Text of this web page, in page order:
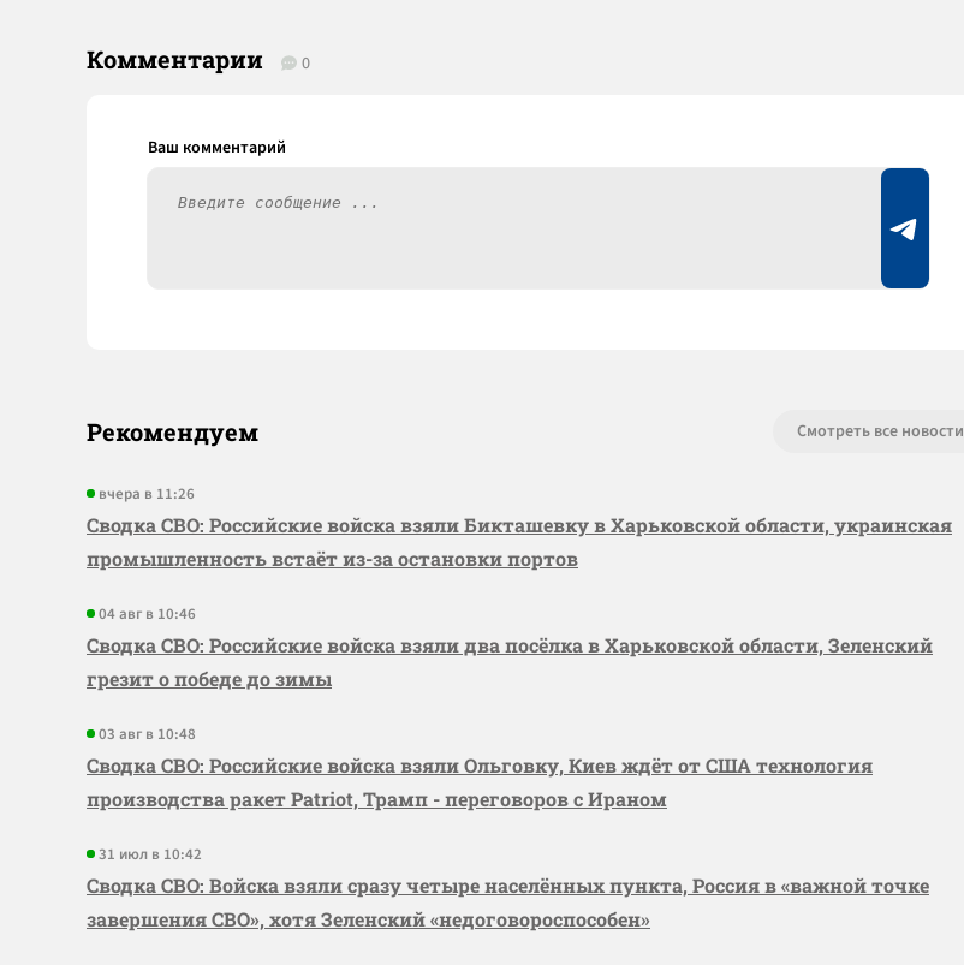
Комментарии 0
Рекомендуем Смотреть все новости
вчера в 11:26
Сводка СВО: Российские войска взяли Бикташевку в Харьковской области, украинская
промышленность встаёт из-за остановки портов
04 авг в 10:46
Сводка СВО: Российские войска взяли два посёлка в Харьковской области, Зеленский
грезит о победе до зимы
03 авг в 10:48
Сводка СВО: Российские войска взяли Ольговку, Киев ждёт от США технология
производства ракет Patriot, Трамп - переговоров с Ираном
31 июл в 10:42
Сводка СВО: Войска взяли сразу четыре населённых пункта, Россия в «важной точке
завершения СВО», хотя Зеленский «недоговороспособен»